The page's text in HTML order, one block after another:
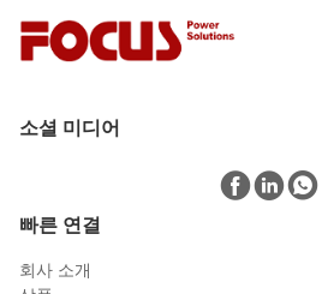
소셜 미디어
빠른 연결
회사 소개